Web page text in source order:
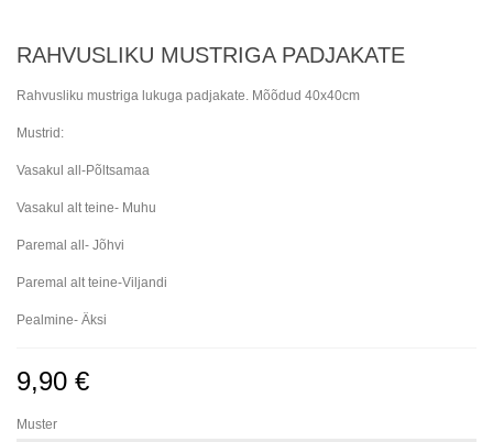
RAHVUSLIKU MUSTRIGA PADJAKATE
Rahvusliku mustriga lukuga padjakate. Mõõdud 40x40cm
Mustrid:
Vasakul all-Põltsamaa
Vasakul alt teine- Muhu
Paremal all- Jõhvi
Paremal alt teine-Viljandi
Pealmine- Äksi
9,90 €
Muster